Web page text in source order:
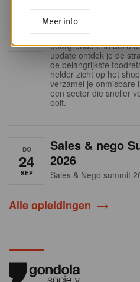
15
Into Retail -
Mis deze unieke kans
Belgische
doorgronden. In deze
update ontdek je de
de belangrijkste
helder zicht op het
verzamel je onmisbare
een sector die sneller
ooit.
DO
24
SEP
Sales & nego
2026
Sales & Nego summit
Alle opleidingen
Meer info